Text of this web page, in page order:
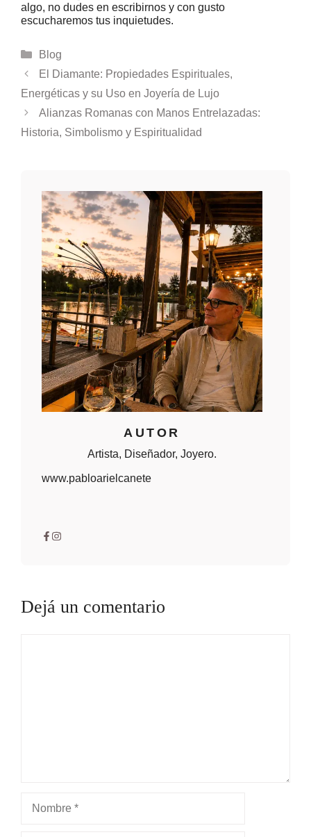
algo, no dudes en escribirnos y con gusto
escucharemos tus inquietudes.
Categorías
Blog
El Diamante: Propiedades Espirituales,
Energéticas y su Uso en Joyería de Lujo
Alianzas Romanas con Manos Entrelazadas:
Historia, Simbolismo y Espiritualidad
AUTOR
Artista, Diseñador, Joyero.
www.pabloarielcanete
Dejá un comentario